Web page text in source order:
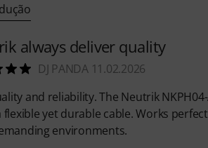
always deliver quality
DJ PANDA 11.02.2026
and reliability. The Neutrik
yet durable cable. Works
environments.